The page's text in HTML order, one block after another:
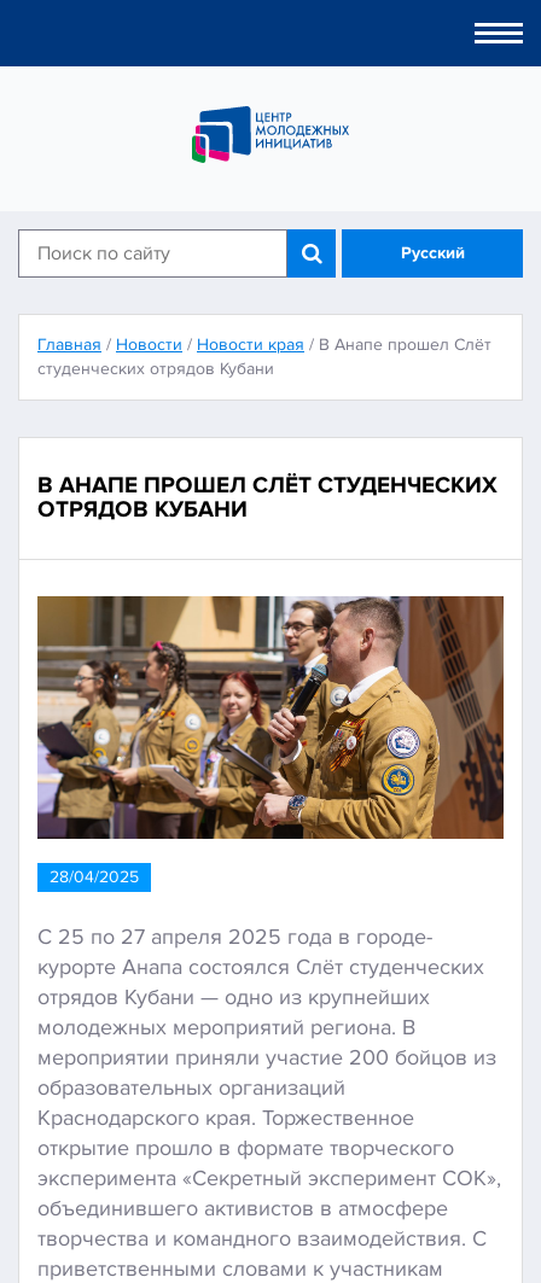
Русский
Главная / Новости / Новости края / В Анапе прошел Слёт
студенческих отрядов Кубани
В АНАПЕ ПРОШЕЛ СЛЁТ СТУДЕНЧЕСКИХ
ОТРЯДОВ КУБАНИ
28/04/2025
С 25 по 27 апреля 2025 года в городе-
курорте Анапа состоялся Слёт студенческих
отрядов Кубани — одно из крупнейших
молодежных мероприятий региона. В
мероприятии приняли участие 200 бойцов из
образовательных организаций
Краснодарского края. Торжественное
открытие прошло в формате творческого
эксперимента «Секретный эксперимент СОК»,
объединившего активистов в атмосфере
творчества и командного взаимодействия. С
приветственными словами к участникам